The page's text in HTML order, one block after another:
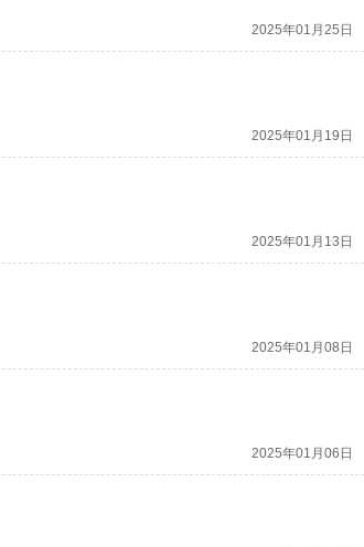
2025年01月25日
2025年01月19日
2025年01月13日
2025年01月08日
2025年01月06日